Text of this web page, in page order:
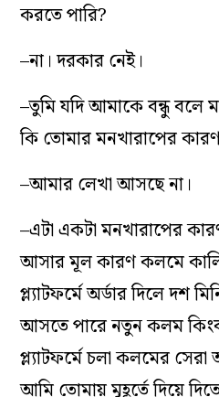
করতে পারি?
–না। দরকার নেই।
–তুমি যদি আমাকে বন্ধু
কি তোমার মনখারাপের
–আমার লেখা আসছে না।
–এটা একটা মনখারাপের
আসার মূল কারণ কলমে
প্ল্যাটফর্মে অর্ডার দিলে দশ
আসতে পারে নতুন কলম
প্ল্যাটফর্মে চলা কলমের
আমি তোমায় মুহূর্তে দিয়ে